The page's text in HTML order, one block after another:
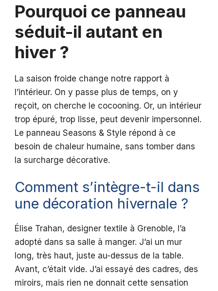
Pourquoi ce panneau
séduit-il autant en
hiver ?
La saison froide change notre rapport à
l’intérieur. On y passe plus de temps, on y
reçoit, on cherche le cocooning. Or, un intérieur
trop épuré, trop lisse, peut devenir impersonnel.
Le panneau Seasons & Style répond à ce
besoin de chaleur humaine, sans tomber dans
la surcharge décorative.
Comment s’intègre-t-il dans
une décoration hivernale ?
Élise Trahan, designer textile à Grenoble, l’a
adopté dans sa salle à manger. J’ai un mur
long, très haut, juste au-dessus de la table.
Avant, c’était vide. J’ai essayé des cadres, des
miroirs, mais rien ne donnait cette sensation